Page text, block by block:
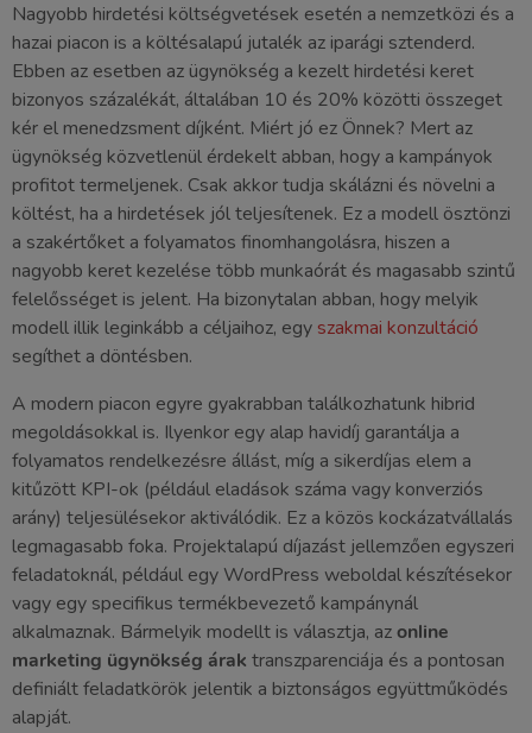
Nagyobb hirdetési költségvetések esetén a nemzetközi és a
hazai piacon is a költésalapú jutalék az iparági sztenderd.
Ebben az esetben az ügynökség a kezelt hirdetési keret
bizonyos százalékát, általában 10 és 20% közötti összeget
kér el menedzsment díjként. Miért jó ez Önnek? Mert az
ügynökség közvetlenül érdekelt abban, hogy a kampányok
profitot termeljenek. Csak akkor tudja skálázni és növelni a
költést, ha a hirdetések jól teljesítenek. Ez a modell ösztönzi
a szakértőket a folyamatos finomhangolásra, hiszen a
nagyobb keret kezelése több munkaórát és magasabb szintű
felelősséget is jelent. Ha bizonytalan abban, hogy melyik
modell illik leginkább a céljaihoz, egy szakmai konzultáció
segíthet a döntésben.
A modern piacon egyre gyakrabban találkozhatunk hibrid
megoldásokkal is. Ilyenkor egy alap havidíj garantálja a
folyamatos rendelkezésre állást, míg a sikerdíjas elem a
kitűzött KPI-ok (például eladások száma vagy konverziós
arány) teljesülésekor aktiválódik. Ez a közös kockázatvállalás
legmagasabb foka. Projektalapú díjazást jellemzően egyszeri
feladatoknál, például egy WordPress weboldal készítésekor
vagy egy specifikus termékbevezető kampánynál
alkalmaznak. Bármelyik modellt is választja, azonline
marketing ügynökség árak transzparenciája és a pontosan
definiált feladatkörök jelentik a biztonságos együttműködés
alapját.